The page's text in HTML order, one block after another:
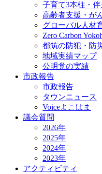
子育て3本柱・
高齢者支援・が
グローバル人材
Zero Carbon
都筑の防犯・防
地域実績マップ
公明党の実績
市政報告
市政報告
タウンニュース
Voiceよこはま
議会質問
2026年
2025年
2024年
2023年
アクティビティ